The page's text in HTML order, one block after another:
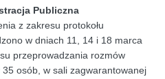
Publiczna
z zakresu protokołu
w dniach 11, 14 i 18 marca
przeprowadzania rozmów
osób, w sali zagwarantowanej